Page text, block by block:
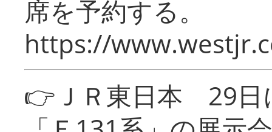
席を予約する。
https://
👉ＪＲ東日本 29日